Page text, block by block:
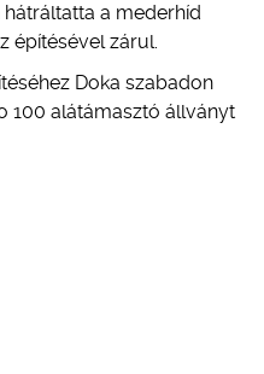
a mederhíd
építésével zárul.
Doka szabadon
100 alátámasztó állványt